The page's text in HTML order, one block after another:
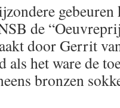
de
door Gerrit
als het ware de
bronzen